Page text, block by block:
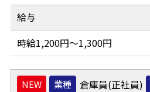
給与
時給1,200円～1,300円
業種 倉庫員(正社員)